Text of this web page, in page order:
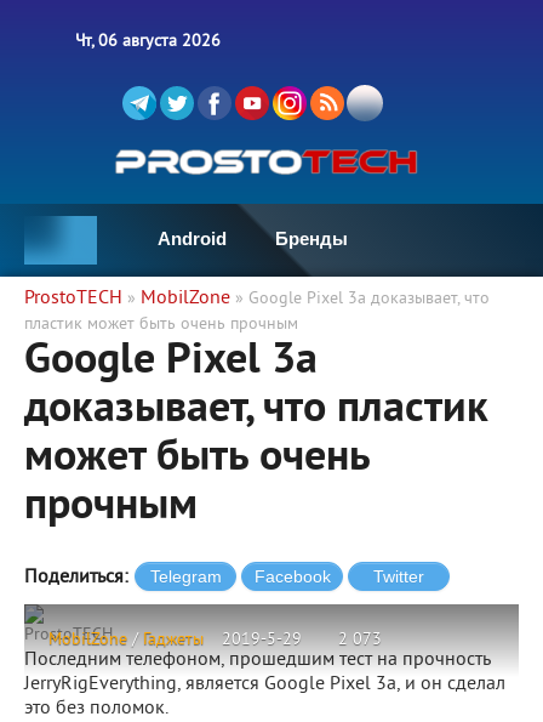
Чт, 06 августа 2026
Android Бренды
ProstoTECH » MobilZone » Google Pixel 3a доказывает, что
пластик может быть очень прочным
Google Pixel 3a
доказывает, что пластик
может быть очень
прочным
Поделиться:
MobilZone / Гаджеты 2019-5-29 2 073
ProstoTECH
Последним телефоном, прошедшим тест на прочность
JerryRigEverything, является Google Pixel 3a, и он сделал
это без поломок.